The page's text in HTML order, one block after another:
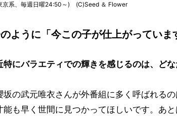
京系、毎週日曜24:50～) (C)Seed ＆ Flower
ように「今この子が仕上がっていま
にバラエティでの輝きを感じるのは、どな
坂の武元唯衣さんが外番組に多く呼ばれる
能も早く世間に見つかってほしいです。あ